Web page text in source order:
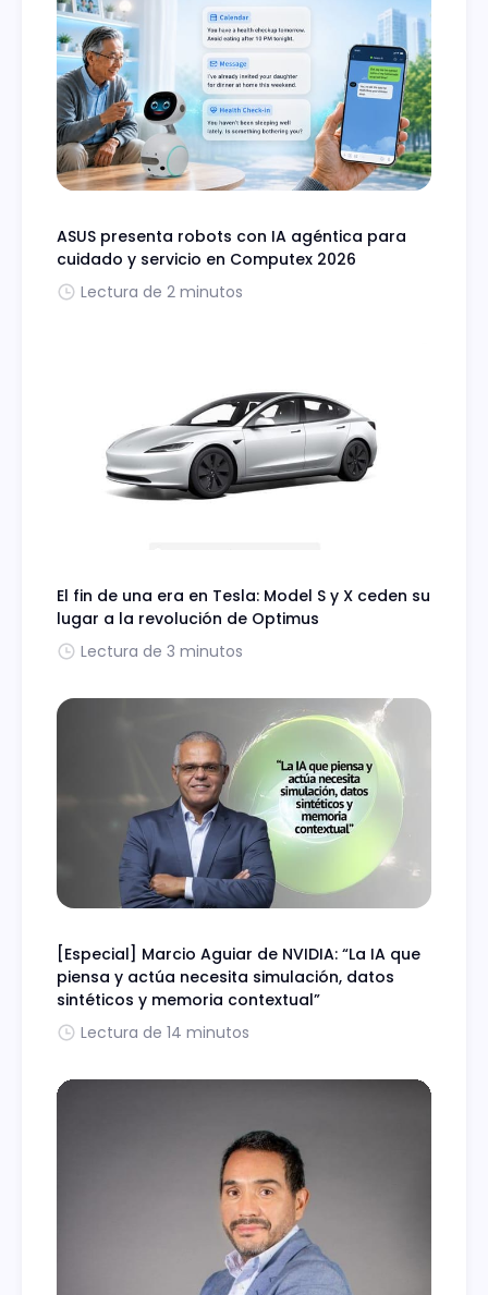
ASUS presenta robots con IA agéntica para
cuidado y servicio en Computex 2026
Lectura de 2 minutos
El fin de una era en Tesla: Model S y X ceden su
lugar a la revolución de Optimus
Lectura de 3 minutos
[Especial] Marcio Aguiar de NVIDIA: “La IA que
piensa y actúa necesita simulación, datos
sintéticos y memoria contextual”
Lectura de 14 minutos